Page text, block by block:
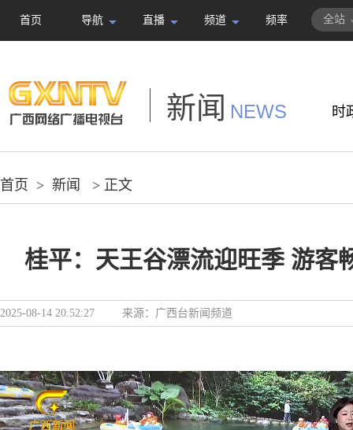
首页 导航 直播 频道 频率 全站
新闻 NEWS 时
首页 > 新闻 > 正文
桂平：天王谷漂流迎旺季 游客
2025-08-14 20:52:27 来源： 广西台新闻频道